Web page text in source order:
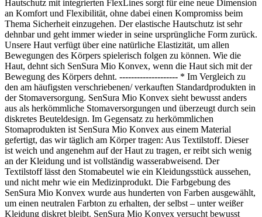
Hautschutz mit integrierten FlexLines sorgt für eine neue Dimension
an Komfort und Flexibilität, ohne dabei einen Kompromiss beim
Thema Sicherheit einzugehen. Der elastische Hautschutz ist sehr
dehnbar und geht immer wieder in seine ursprüngliche Form zurück.
Unsere Haut verfügt über eine natürliche Elastizität, um allen
Bewegungen des Körpers spielerisch folgen zu können. Wie die
Haut, dehnt sich SenSura Mio Konvex, wenn die Haut sich mit der
Bewegung des Körpers dehnt. -------------------- * Im Vergleich zu
den am häufigsten verschriebenen/ verkauften Standardprodukten in
der Stomaversorgung. SenSura Mio Konvex sieht bewusst anders
aus als herkömmliche Stomaversorgungen und überzeugt durch sein
diskretes Beuteldesign. Im Gegensatz zu herkömmlichen
Stomaprodukten ist SenSura Mio Konvex aus einem Material
gefertigt, das wir täglich am Körper tragen: Aus Textilstoff. Dieser
ist weich und angenehm auf der Haut zu tragen, er reibt sich wenig
an der Kleidung und ist vollständig wasserabweisend. Der
Textilstoff lässt den Stomabeutel wie ein Kleidungsstück aussehen,
und nicht mehr wie ein Medizinprodukt. Die Farbgebung des
SenSura Mio Konvex wurde aus hunderten von Farben ausgewählt,
um einen neutralen Farbton zu erhalten, der selbst – unter weißer
Kleidung diskret bleibt. SenSura Mio Konvex versucht bewusst